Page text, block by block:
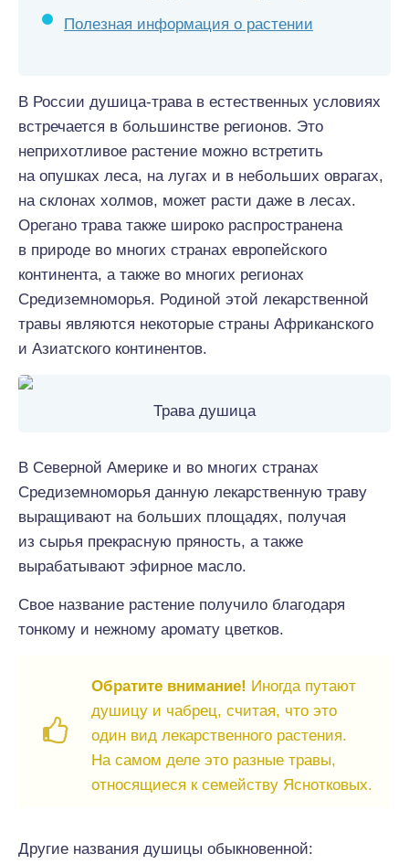
Полезная информация о растении
В России душица-трава в естественных условиях
встречается в большинстве регионов. Это
неприхотливое растение можно встретить
на опушках леса, на лугах и в небольших оврагах,
на склонах холмов, может расти даже в лесах.
Орегано трава также широко распространена
в природе во многих странах европейского
континента, а также во многих регионах
Средиземноморья. Родиной этой лекарственной
травы являются некоторые страны Африканского
и Азиатского континентов.
Трава душица
В Северной Америке и во многих странах
Средиземноморья данную лекарственную траву
выращивают на больших площадях, получая
из сырья прекрасную пряность, а также
вырабатывают эфирное масло.
Свое название растение получило благодаря
тонкому и нежному аромату цветков.
Обратите внимание! Иногда путают
душицу и чабрец, считая, что это
один вид лекарственного растения.
На самом деле это разные травы,
относящиеся к семейству Яснотковых.
Другие названия душицы обыкновенной: